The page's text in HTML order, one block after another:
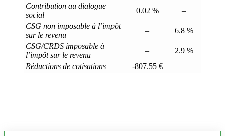
Contribution au dialogue
social
0.02 %
–
CSG non imposable à l’impôt
sur le revenu
–
6.8 %
CSG/CRDS imposable à
l’impôt sur le revenu
–
2.9 %
Réductions de cotisations
-807.55 € –